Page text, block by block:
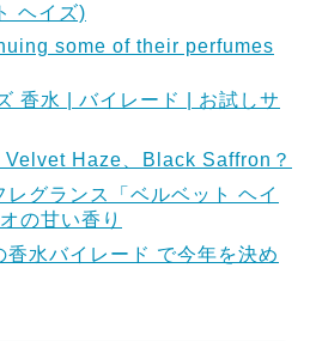
ヘイズ)
some of their perfumes
香水 | バイレード | お試しサ
Haze、Black Saffron？
グランス「ベルベット ヘイ
の甘い香り
香水バイレード で今年を決め